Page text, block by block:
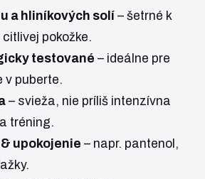
a hliníkových solí – šetrné k
pokožke.
testované – ideálne pre
v puberte.
– svieža, nie príliš intenzívna
tréning.
upokojenie – napr. pantenol,